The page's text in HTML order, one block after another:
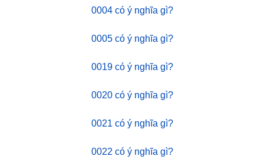
0004 có ý nghĩa gì?
0005 có ý nghĩa gì?
0019 có ý nghĩa gì?
0020 có ý nghĩa gì?
0021 có ý nghĩa gì?
0022 có ý nghĩa gì?